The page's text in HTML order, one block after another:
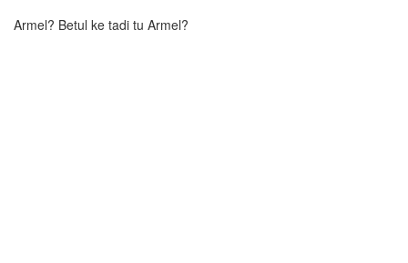
Armel? Betul ke tadi tu Armel?